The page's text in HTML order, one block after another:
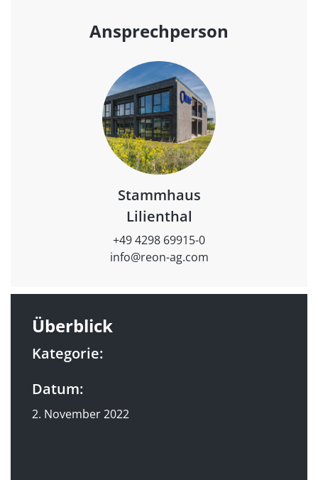
Ansprechperson
Stammhaus
Lilienthal
+49 4298 69915-0
info@reon-ag.com
Überblick
Kategorie:
Datum:
2. November 2022